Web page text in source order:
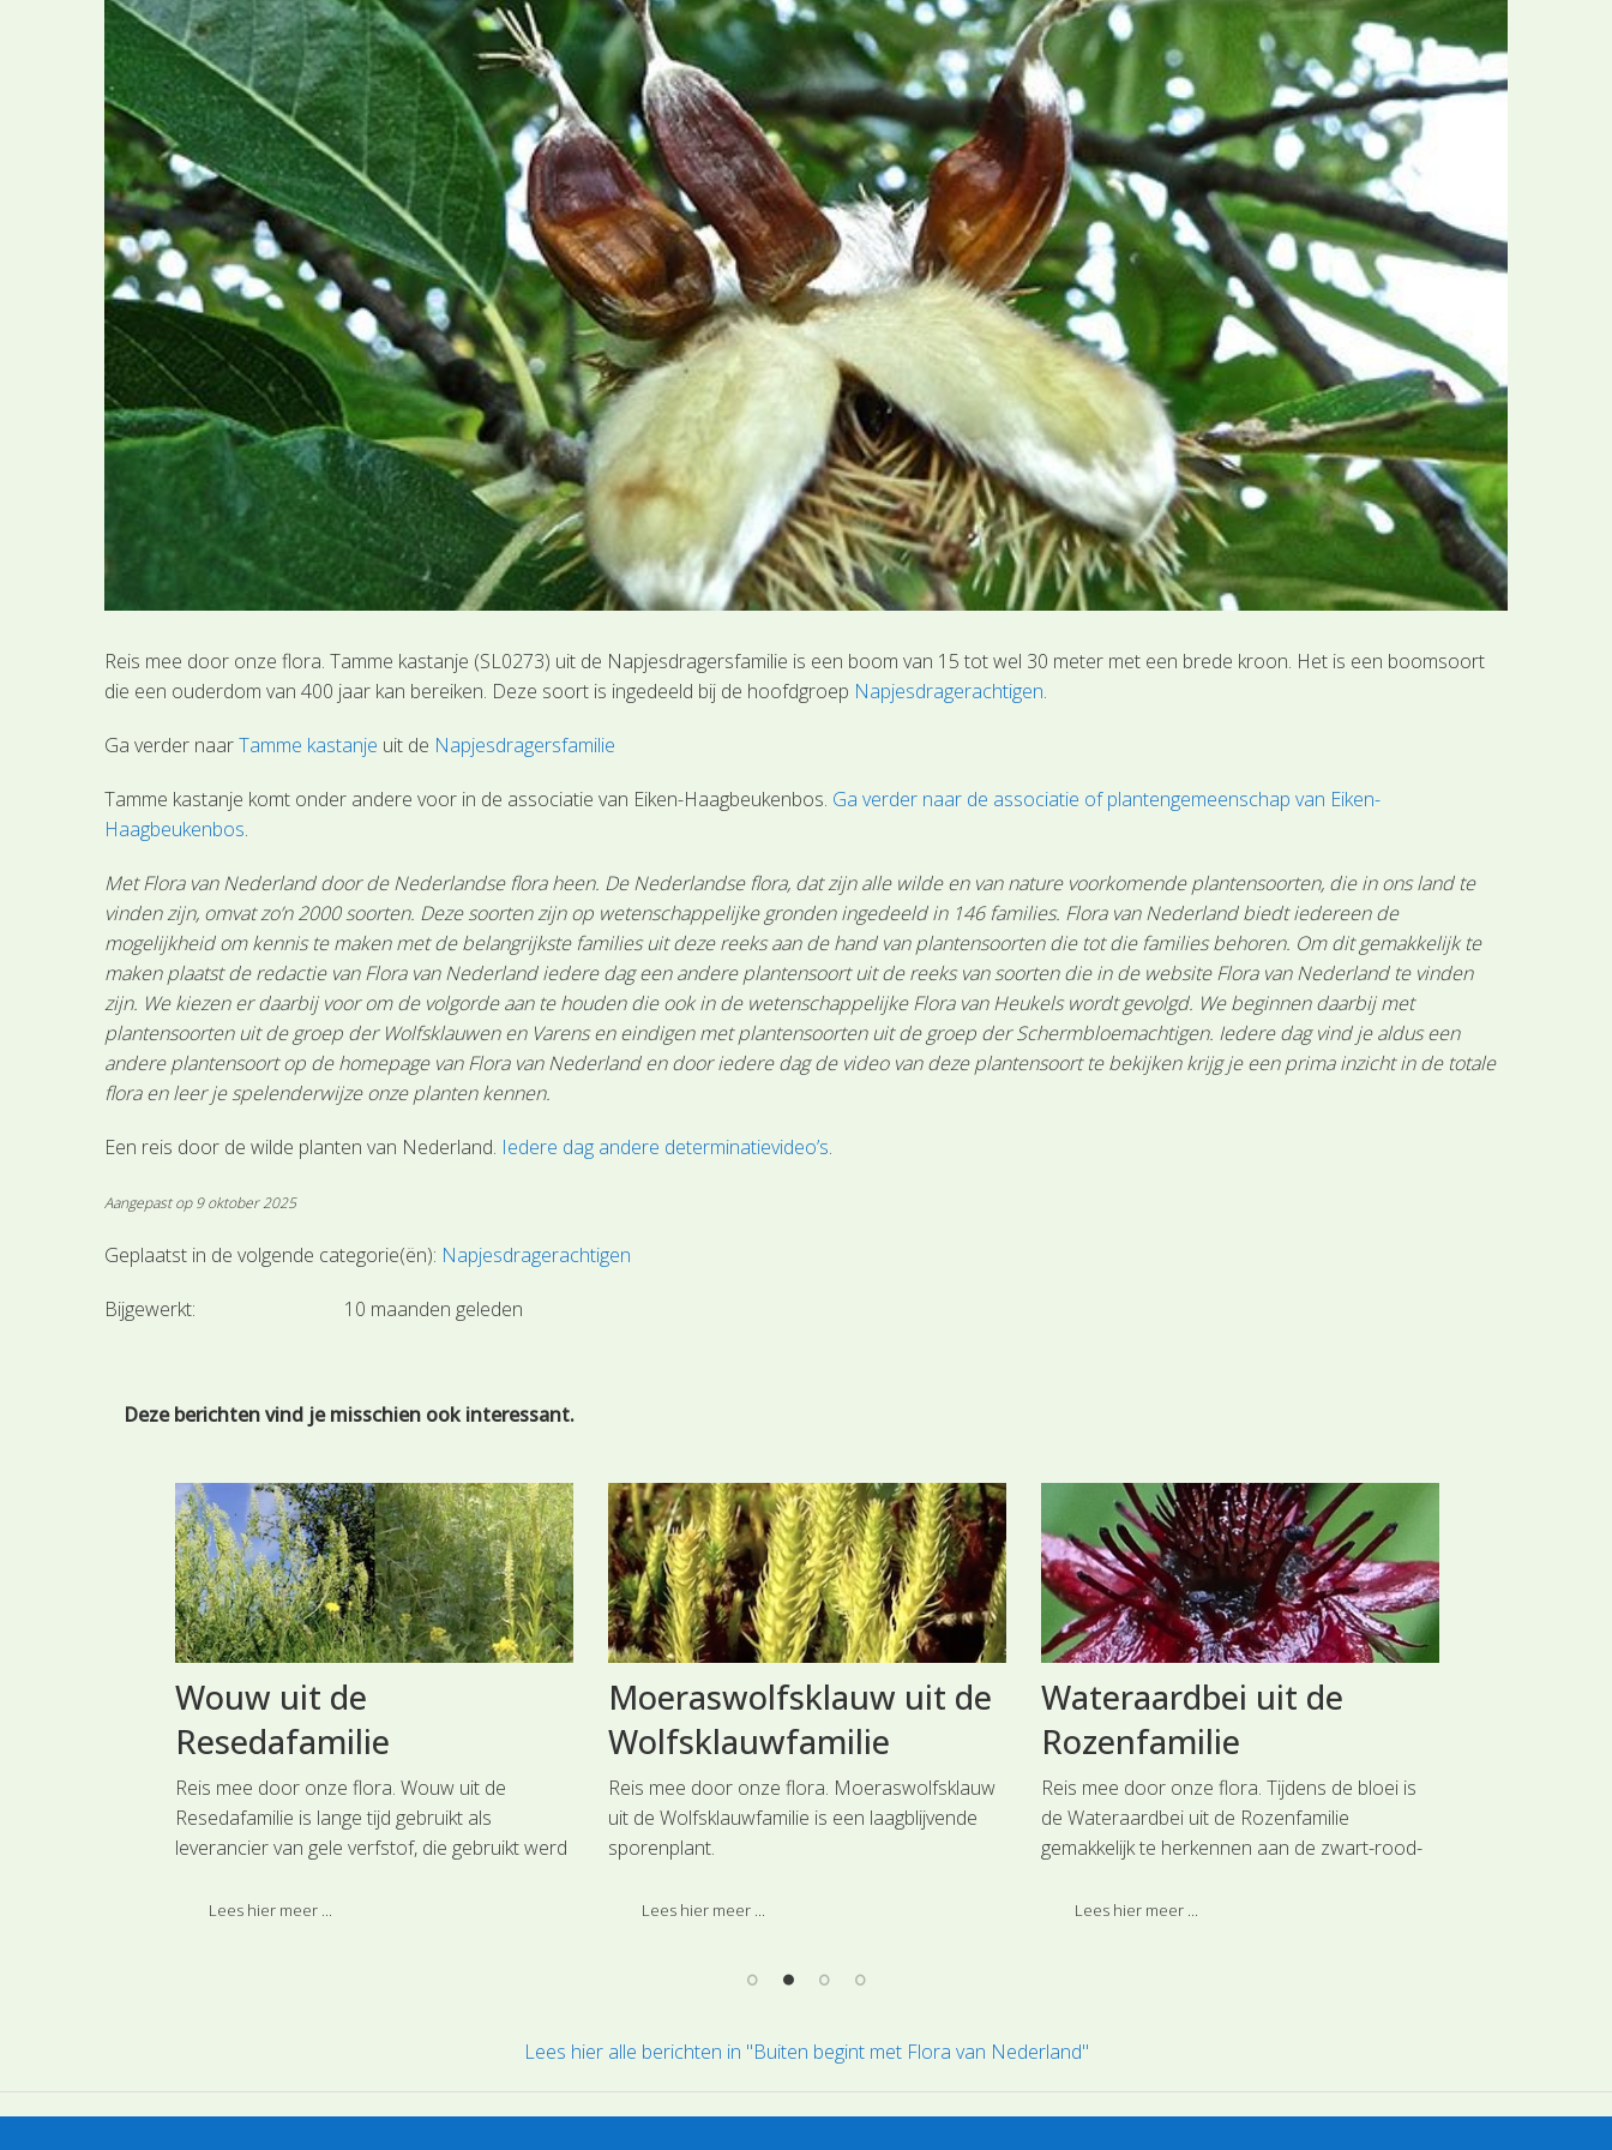
Reis mee door onze flora. Tamme kastanje (SL0273) uit de Napjesdragersfamilie is een boom van 15 tot wel 30 meter met een brede kroon. Het is een boomsoort
die een ouderdom van 400 jaar kan bereiken. Deze soort is ingedeeld bij de hoofdgroep Napjesdragerachtigen.
Ga verder naarTamme kastanje uit de Napjesdragersfamilie
Tamme kastanje komt onder andere voor in de associatie van Eiken-Haagbeukenbos. Ga verder naar de associatie of plantengemeenschap van Eiken-
Haagbeukenbos.
Met Flora van Nederland door de Nederlandse flora heen. De Nederlandse flora, dat zijn alle wilde en van nature voorkomende plantensoorten, die in ons land te
vinden zijn, omvat zo’n 2000 soorten. Deze soorten zijn op wetenschappelijke gronden ingedeeld in 146 families. Flora van Nederland biedt iedereen de
mogelijkheid om kennis te maken met de belangrijkste families uit deze reeks aan de hand van plantensoorten die tot die families behoren. Om dit gemakkelijk te
maken plaatst de redactie van Flora van Nederland iedere dag een andere plantensoort uit de reeks van soorten die in de website Flora van Nederland te vinden
zijn. We kiezen er daarbij voor om de volgorde aan te houden die ook in de wetenschappelijke Flora van Heukels wordt gevolgd. We beginnen daarbij met
plantensoorten uit de groep der Wolfsklauwen en Varens en eindigen met plantensoorten uit de groep der Schermbloemachtigen. Iedere dag vind je aldus een
andere plantensoort op de homepage van Flora van Nederland en door iedere dag de video van deze plantensoort te bekijken krijg je een prima inzicht in de totale
flora en leer je spelenderwijze onze planten kennen.
Een reis door de wilde planten van Nederland. Iedere dag andere determinatievideo’s.
Aangepast op 9 oktober 2025
Geplaatst in de volgende categorie(ën): Napjesdragerachtigen
Bijgewerkt: 10 maanden geleden
Deze berichten vind je misschien ook interessant.
Wouw uit de
Resedafamilie
Reis mee door onze flora. Wouw uit de
Resedafamilie is lange tijd gebruikt als
leverancier van gele verfstof, die gebruikt werd
de Wouw gekweekt. Mogelijk hangt met deze
Lees hier meer ...
Moeraswolfsklauw uit de
Wolfsklauwfamilie
Reis mee door onze flora. Moeraswolfsklauw
uit de Wolfsklauwfamilie is een laagblijvende
sporenplant.
Geniet van de determinatievideo via ons
Lees hier meer ...
Wateraardbei uit de
Rozenfamilie
Reis mee door onze flora. Tijdens de bloei is
de Wateraardbei uit de Rozenfamilie
gemakkelijk te herkennen aan de zwart-rood-
Lees hier meer ...
Lees hier alle berichten in "Buiten begint met Flora van Nederland"